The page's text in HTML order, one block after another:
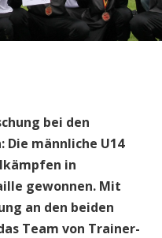
bei den
männliche U14
in
gewonnen. Mit
an den beiden
Team von Trainer-